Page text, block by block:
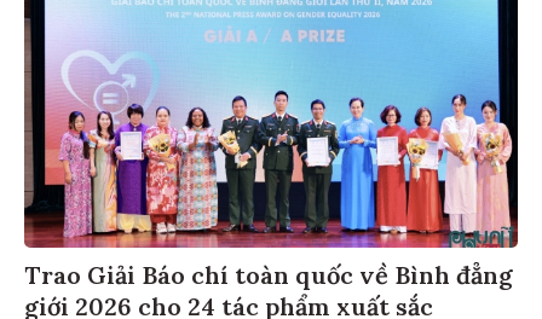
Trao Giải Báo chí toàn quốc về Bình đẳng
giới 2026 cho 24 tác phẩm xuất sắc